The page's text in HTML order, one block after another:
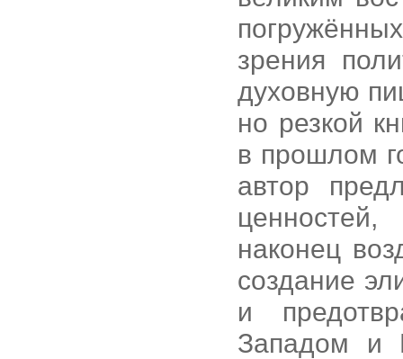
зрения
духовную
но резкой
в прошлом
автор
наконец
создание
и
Западом и